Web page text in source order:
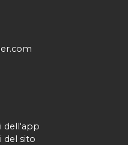
dell'app
del sito